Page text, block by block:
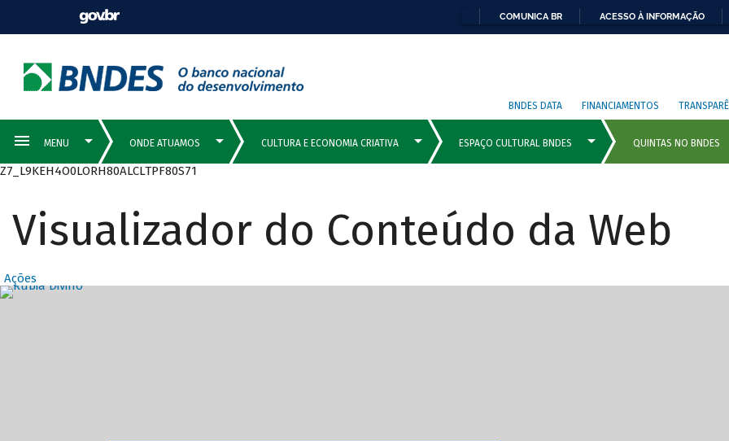
COMUNICA BR ACESSO À INFORMAÇÃO
BNDES DATA FINANCIAMENTOS
Z7_L9KEH4O0LORH80ALCLTPF80S71
Visualizador do Conteúdo da Web
Ações
Destaques Principais com